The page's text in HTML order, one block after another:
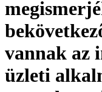
vannak az
üzleti